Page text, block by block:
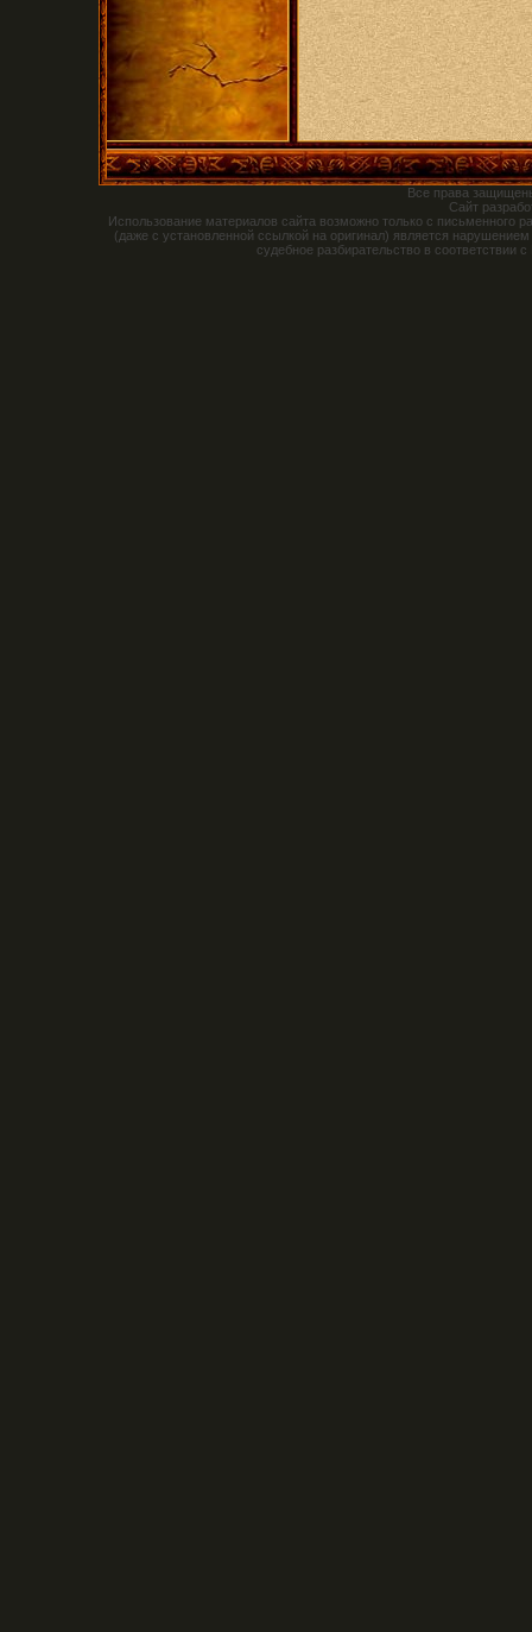
Все права
Сайт
Использование материалов сайта возможно только с письменного
(даже с установленной ссылкой на оригинал) является
судебное разбирательство в